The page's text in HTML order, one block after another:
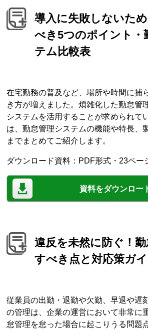
導入に失敗しないた
べき5つのポイント・
テム比較表
在宅勤務の普及など、場所や時間に捕
き方が増えました。煩雑化した勤怠管
システムを活用することが求められて
は、勤怠管理システムの機能や特長、
までまとめてご紹介します。
ダウンロード資料：PDF形式・23ペー
資料をダウンロー
違反を未然に防ぐ！
すべき点と対応策ガ
従業員の出勤・退勤や欠勤、早退や遅
の管理は、企業の運営において非常に
怠管理を怠った場合に起こりうる問題